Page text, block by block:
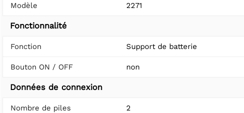
Modèle 2271
Fonctionnalité
Fonction Support de batterie
Bouton ON / OFF non
Données de connexion
Nombre de piles 2